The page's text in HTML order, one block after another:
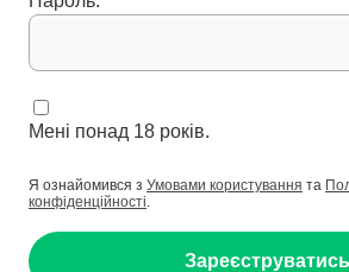
Мені понад 18 років.
Я ознайомився з Умовами користування та
конфіденційності.
Зареєструватись